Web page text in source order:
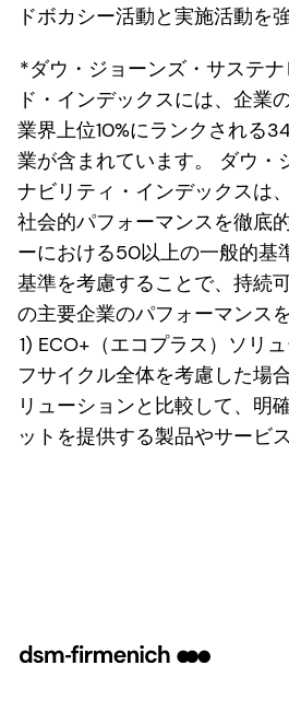
ドボカシー活動と実施活動を
*ダウ・ジョーンズ・サステ
ド・インデックスには、企業
業界上位10%にランクされる
業が含まれています。 ダウ・
ナビリティ・インデックスは
社会的パフォーマンスを徹底
ーにおける50以上の一般的基
基準を考慮することで、持続
の主要企業のパフォーマンス
1) ECO+（エコプラス）ソリ
フサイクル全体を考慮した場
リューションと比較して、明
ットを提供する製品やサービ